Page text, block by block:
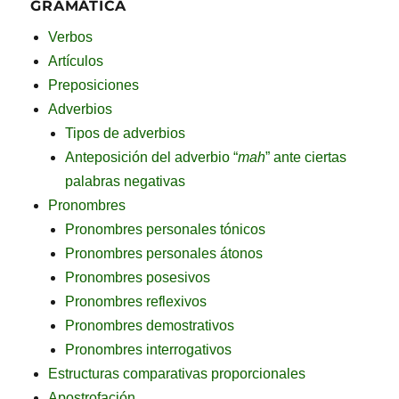
que dormitan acurrucaoh
entre las ojah de nuehtra ihtoria.
qe dormitan aqurruqaô
entre lâ ohâ de nuettra ittoria.
pétalos de rosa
que dormitan acurrucados
entre las hojas de nuestra historia.
GRAMÁTICA
Verbos
Artículos
Preposiciones
Adverbios
Tipos de adverbios
Anteposición del adverbio “mah” ante ciertas
palabras negativas
Pronombres
Pronombres personales tónicos
Pronombres personales átonos
Pronombres posesivos
Pronombres reflexivos
Pronombres demostrativos
Pronombres interrogativos
Estructuras comparativas proporcionales